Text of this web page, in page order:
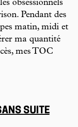
obsessionnels
Pendant des
matin, midi et
ma quantité
mes TOC
SUITE